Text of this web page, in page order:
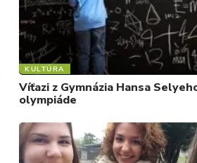
FOTKY
VIDEO
MIX
KULTÚRA
Víťazi z Gymnázia Hansa
olympiáde